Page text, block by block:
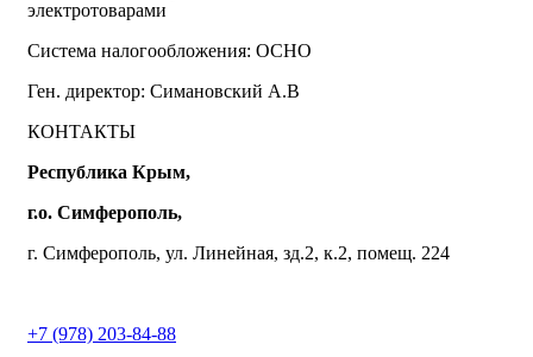
электротоварами
Система налогообложения: ОСНО
Ген. директор: Симановский А.В
КОНТАКТЫ
Республика Крым,
г.о. Симферополь,
г. Симферополь, ул. Линейная, зд.2, к.2, помещ. 224
+7 (978) 203-84-88